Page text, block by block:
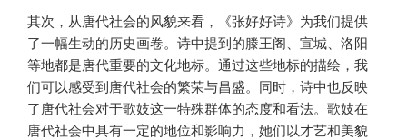
其次，从唐代社会的风貌来看，《张好好诗》为我们提供
了一幅生动的历史画卷。诗中提到的滕王阁、宣城、洛阳
等地都是唐代重要的文化地标。通过这些地标的描绘，我
们可以感受到唐代社会的繁荣与昌盛。同时，诗中也反映
了唐代社会对于歌妓这一特殊群体的态度和看法。歌妓在
唐代社会中具有一定的地位和影响力，她们以才艺和美貌